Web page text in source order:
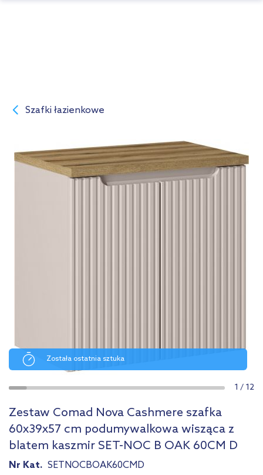
Szafki łazienkowe
Została ostatnia sztuka
1 / 12
Zestaw Comad Nova Cashmere szafka
60x39x57 cm podumywalkowa wisząca z
blatem kaszmir SET-NOC B OAK 60CM D
Nr Kat. SETNOCBOAK60CMD